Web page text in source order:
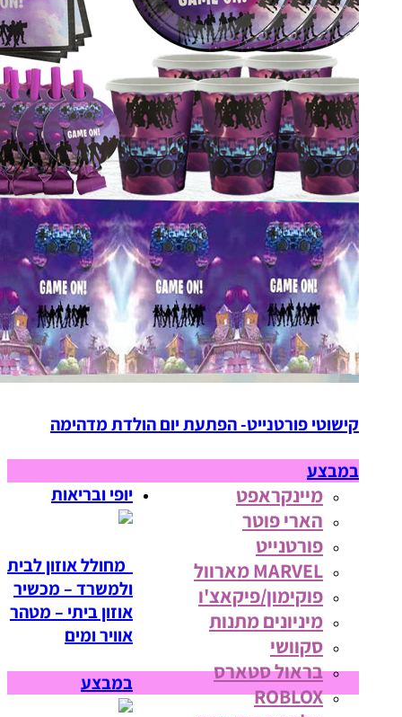
קישוטי פורטנייט- הפתעת יום הולדת מדהימה
במבצע
מיינקראפט
הארי פוטר
פורטנייט
MARVEL מארוול
פוקימון/פיקאצ'ו
מיניונים מתנות
סקוושי
בראול סטארס
ROBLOX
יופי ובריאות
מחולל אוזון לבית
ולמשרד – מכשיר
אוזון ביתי – מטהר
אוויר ומים
במבצע